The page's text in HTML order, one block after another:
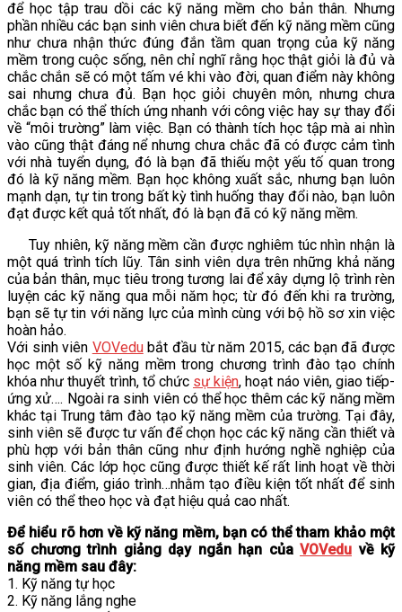
để học tập trau dồi các kỹ năng mềm cho bản thân. Nhưng
phần nhiều các bạn sinh viên chưa biết đến kỹ năng mềm cũng
như chưa nhận thức đúng đắn tầm quan trọng của kỹ năng
mềm trong cuộc sống, nên chỉ nghĩ rằng học thật giỏi là đủ và
chắc chắn sẽ có một tấm vé khi vào đời, quan điểm này không
sai nhưng chưa đủ. Bạn học giỏi chuyên môn, nhưng chưa
chắc bạn có thể thích ứng nhanh với công việc hay sự thay đổi
về “môi trường” làm việc. Bạn có thành tích học tập mà ai nhìn
vào cũng thật đáng nể nhưng chưa chắc đã có được cảm tình
với nhà tuyển dụng, đó là bạn đã thiếu một yếu tố quan trong
đó là kỹ năng mềm. Bạn học không xuất sắc, nhưng bạn luôn
mạnh dạn, tự tin trong bất kỳ tình huống thay đổi nào, bạn luôn
đạt được kết quả tốt nhất, đó là bạn đã có kỹ năng mềm.
Tuy nhiên, kỹ năng mềm cần được nghiêm túc nhìn nhận là
một quá trình tích lũy. Tân sinh viên dựa trên những khả năng
của bản thân, mục tiêu trong tương lai để xây dựng lộ trình rèn
luyện các kỹ năng qua mỗi năm học; từ đó đến khi ra trường,
bạn sẽ tự tin với năng lực của mình cùng với bộ hồ sơ xin việc
hoàn hảo.
Với sinh viên VOVedubắt đầu từ năm 2015, các bạn đã được
học một số kỹ năng mềm trong chương trình đào tạo chính
khóa như thuyết trình, tổ chức sự kiện, hoạt náo viên, giao tiếp-
ứng xử…. Ngoài ra sinh viên có thể học thêm các kỹ năng mềm
khác tại Trung tâm đào tạo kỹ năng mềm của trường. Tại đây,
sinh viên sẽ được tư vấn để chọn học các kỹ năng cần thiết và
phù hợp với bản thân cũng như định hướng nghề nghiệp của
sinh viên. Các lớp học cũng được thiết kế rất linh hoạt về thời
gian, địa điểm, giáo trình…nhằm tạo điều kiện tốt nhất để sinh
viên có thể theo học và đạt hiệu quả cao nhất.
Để hiểu rõ hơn về kỹ năng mềm, bạn có thể tham khảo một
số chương trình giảng dạy ngắn hạn của VOVedu về kỹ
năng mềm sau đây:
1. Kỹ năng tự học
2. Kỹ năng lắng nghe